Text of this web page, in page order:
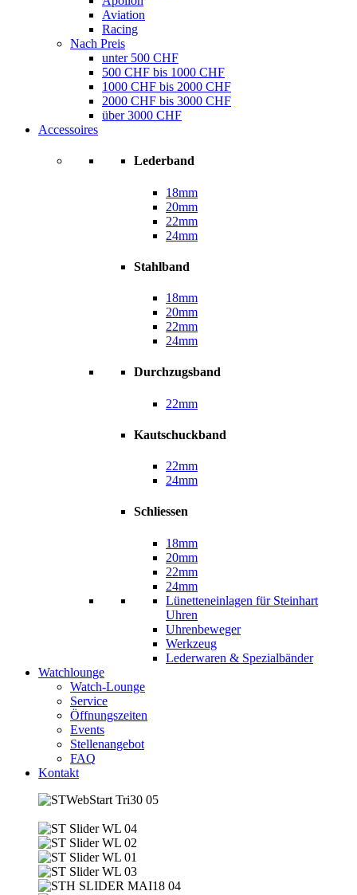
Aviation
Racing
Nach Preis
unter 500 CHF
500 CHF bis 1000 CHF
1000 CHF bis 2000 CHF
2000 CHF bis 3000 CHF
über 3000 CHF
Accessoires
Lederband
18mm
20mm
22mm
24mm
Stahlband
18mm
20mm
22mm
24mm
Durchzugsband
22mm
Kautschuckband
22mm
24mm
Schliessen
18mm
20mm
22mm
24mm
Lünetteneinlagen für Steinhart
Uhren
Uhrenbeweger
Werkzeug
Lederwaren & Spezialbänder
Watchlounge
Watch-Lounge
Service
Öffnungszeiten
Events
Stellenangebot
FAQ
Kontakt